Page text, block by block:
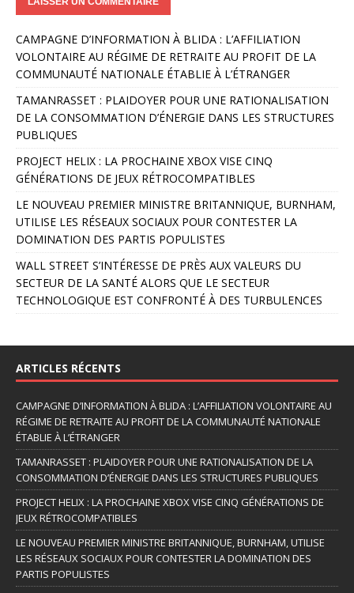
l
t
e
r
n
a
t
i
v
e
:
CAMPAGNE D’INFORMATION À BLIDA : L’AFFILIATION
VOLONTAIRE AU RÉGIME DE RETRAITE AU PROFIT DE LA
COMMUNAUTÉ NATIONALE ÉTABLIE À L’ÉTRANGER
TAMANRASSET : PLAIDOYER POUR UNE RATIONALISATION
DE LA CONSOMMATION D’ÉNERGIE DANS LES STRUCTURES
PUBLIQUES
PROJECT HELIX : LA PROCHAINE XBOX VISE CINQ
GÉNÉRATIONS DE JEUX RÉTROCOMPATIBLES
LE NOUVEAU PREMIER MINISTRE BRITANNIQUE, BURNHAM,
UTILISE LES RÉSEAUX SOCIAUX POUR CONTESTER LA
DOMINATION DES PARTIS POPULISTES
WALL STREET S’INTÉRESSE DE PRÈS AUX VALEURS DU
SECTEUR DE LA SANTÉ ALORS QUE LE SECTEUR
TECHNOLOGIQUE EST CONFRONTÉ À DES TURBULENCES
ARTICLES RÉCENTS
CAMPAGNE D’INFORMATION À BLIDA : L’AFFILIATION VOLONTAIRE AU
RÉGIME DE RETRAITE AU PROFIT DE LA COMMUNAUTÉ NATIONALE
ÉTABLIE À L’ÉTRANGER
TAMANRASSET : PLAIDOYER POUR UNE RATIONALISATION DE LA
CONSOMMATION D’ÉNERGIE DANS LES STRUCTURES PUBLIQUES
PROJECT HELIX : LA PROCHAINE XBOX VISE CINQ GÉNÉRATIONS DE
JEUX RÉTROCOMPATIBLES
LE NOUVEAU PREMIER MINISTRE BRITANNIQUE, BURNHAM, UTILISE
LES RÉSEAUX SOCIAUX POUR CONTESTER LA DOMINATION DES
PARTIS POPULISTES